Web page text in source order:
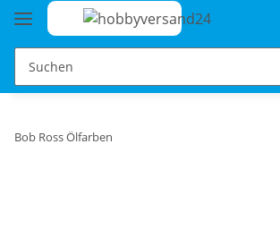
Bob Ross Ölfarben